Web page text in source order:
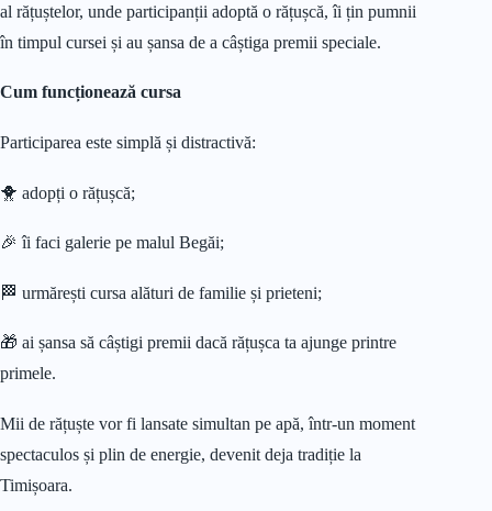
al rățuștelor, unde participanții adoptă o rățușcă, îi țin pumnii
în timpul cursei și au șansa de a câștiga premii speciale.
Cum funcționează cursa
Participarea este simplă și distractivă:
🐥 adopți o rățușcă;
🎉 îi faci galerie pe malul Begăi;
🏁 urmărești cursa alături de familie și prieteni;
🎁 ai șansa să câștigi premii dacă rățușca ta ajunge printre
primele.
Mii de rățuște vor fi lansate simultan pe apă, într-un moment
spectaculos și plin de energie, devenit deja tradiție la
Timișoara.